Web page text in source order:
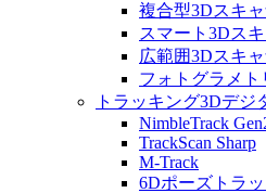
複合型3Dスキ
スマート3Dス
広範囲3Dスキ
フォトグラメト
トラッキング3Dデジ
NimbleTrack
TrackScan Sharp
M-Track
6Dポーズトラ